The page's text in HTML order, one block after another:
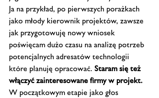
Ja na przykład, po pierwszych porażkach
jako młody kierownik projektów, zawsze
jak przygotowuję nowy wniosek
poświęcam dużo czasu na analizę potrzeb
potencjalnych adresatów technologii
które planuję opracować. Staram się też
włączyć zainteresowane firmy w projekt.
W początkowym etapie jako głos